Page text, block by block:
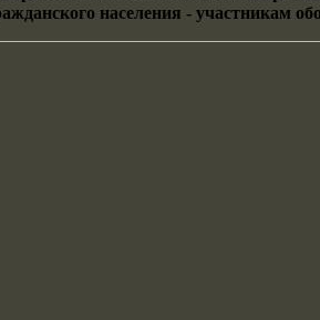
населения - участникам